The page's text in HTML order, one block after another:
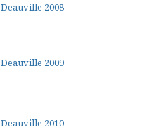
2008
2009
2010